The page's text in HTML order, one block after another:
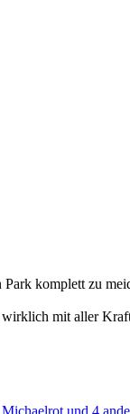
komplett zu
mit aller